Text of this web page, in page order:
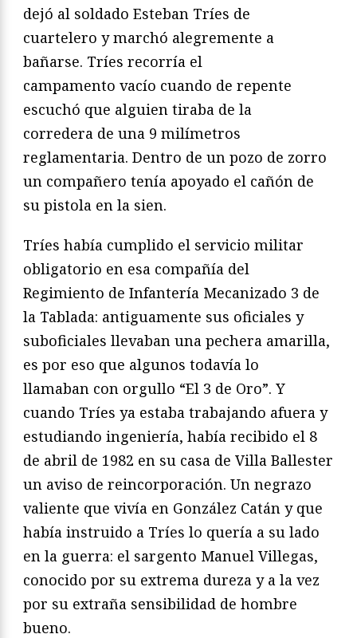
dejó al soldado Esteban Tríes de
cuartelero y marchó alegremente a
bañarse. Tríes recorría el
campamento vacío cuando de repente
escuchó que alguien tiraba de la
corredera de una 9 milímetros
reglamentaria. Dentro de un pozo de zorro
un compañero tenía apoyado el cañón de
su pistola en la sien.
Tríes había cumplido el servicio militar
obligatorio en esa compañía del
Regimiento de Infantería Mecanizado 3 de
la Tablada: antiguamente sus oficiales y
suboficiales llevaban una pechera amarilla,
es por eso que algunos todavía lo
llamaban con orgullo “El 3 de Oro”. Y
cuando Tríes ya estaba trabajando afuera y
estudiando ingeniería, había recibido el 8
de abril de 1982 en su casa de Villa Ballester
un aviso de reincorporación. Un negrazo
valiente que vivía en González Catán y que
había instruido a Tríes lo quería a su lado
en la guerra: el sargento Manuel Villegas,
conocido por su extrema dureza y a la vez
por su extraña sensibilidad de hombre
bueno.